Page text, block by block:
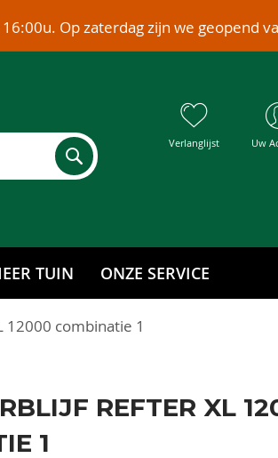
Op zaterdag zijn we geopend
Verlanglijst Uw
TUIN ONZE SERVICE
combinatie 1
REFTER XL
1